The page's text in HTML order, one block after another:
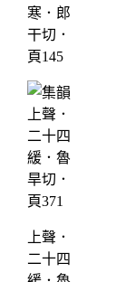
寒．郎
干切．
頁145
上聲．
二十四